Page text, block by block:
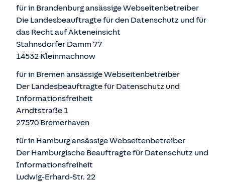
für in Brandenburg ansässige Webseitenbetreiber
Die Landesbeauftragte für den Datenschutz und für
das Recht auf Akteneinsicht
Stahnsdorfer Damm 77
14532 Kleinmachnow
für in Bremen ansässige Webseitenbetreiber
Der Landesbeauftragte für Datenschutz und
Informationsfreiheit
Arndtstraße 1
27570 Bremerhaven
für in Hamburg ansässige Webseitenbetreiber
Der Hamburgische Beauftragte für Datenschutz und
Informationsfreiheit
Ludwig-Erhard-Str. 22